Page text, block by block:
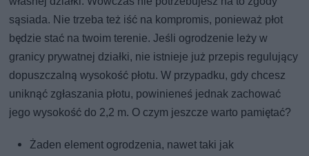
sąsiada. Nie trzeba też iść na kompromis, ponieważ płot
będzie stać na twoim terenie. Jeśli ogrodzenie leży w
granicy prywatnej działki, nie istnieje już przepis regulujący
dopuszczalną wysokość płotu. W przypadku, gdy chcesz
uniknąć zgłaszania płotu, powinieneś jednak zachować
jego wysokość do 2,2 m. O czym jeszcze warto pamiętać?
Żaden element ogrodzenia, nawet taki jak